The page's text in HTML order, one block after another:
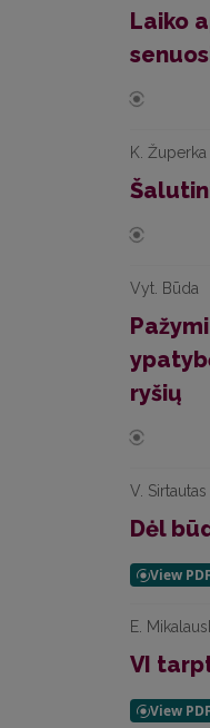
Laiko
K. Župerka
Vyt. Būda
ryšių
V. Sirtautas
Dėl
E.
VI